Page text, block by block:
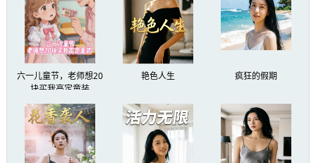
周红颜如遭雷击，直接傻在当场。
沈如霜这样的人，天骄一样的存在，对自己
来说就如天上耀眼的星辰，只能仰望。
在秦江口中却是一文不值，两人接触的几
次，秦江没给过沈如霜一次好脸，甚至还想把她
六一儿童节，老师想20
块买我高定童装
艳色人生 疯狂的假期